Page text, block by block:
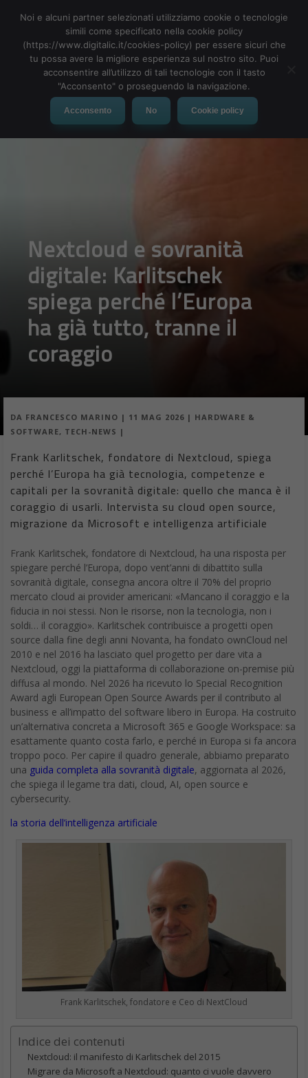
MENU
Nextcloud e sovranità
digitale: Karlitschek
spiega perché l’Europa
ha già tutto, tranne il
coraggio
DA FRANCESCO MARINO | 11 MAG 2026 | HARDWARE &
SOFTWARE, TECH-NEWS |
Frank Karlitschek, fondatore di Nextcloud, spiega
perché l’Europa ha già tecnologia, competenze e
capitali per la sovranità digitale: quello che manca è il
coraggio di usarli. Intervista su cloud open source,
migrazione da Microsoft e intelligenza artificiale
Frank Karlitschek, fondatore di Nextcloud, ha una risposta per
spiegare perché l’Europa, dopo vent’anni di dibattito sulla
sovranità digitale, consegna ancora oltre il 70% del proprio
mercato cloud ai provider americani: «Mancano il coraggio e la
fiducia in noi stessi. Non le risorse, non la tecnologia, non i
soldi… il coraggio». Karlitschek contribuisce a progetti open
source dalla fine degli anni Novanta, ha fondato ownCloud nel
2010 e nel 2016 ha lasciato quel progetto per dare vita a
Nextcloud, oggi la piattaforma di collaborazione on-premise più
diffusa al mondo. Nel 2026 ha ricevuto lo Special Recognition
Award agli European Open Source Awards per il contributo al
business e all’impatto del software libero in Europa. Ha costruito
un’alternativa concreta a Microsoft 365 e Google Workspace: sa
esattamente quanto costa farlo, e perché in Europa si fa ancora
troppo poco. Per capire il quadro generale, abbiamo preparato
una guida completa alla sovranità digitale, aggiornata al 2026,
che spiega il legame tra dati, cloud, AI, open source e
cybersecurity.
la storia dell’intelligenza artificiale
Frank Karlitschek, fondatore e Ceo di NextCloud
Indice dei contenuti
Nextcloud: il manifesto di Karlitschek del 2015
Migrare da Microsoft a Nextcloud: quanto ci vuole davvero
Noi e alcuni partner selezionati utilizziamo cookie o tecnologie
simili come specificato nella cookie policy
(https://www.digitalic.it/cookies-policy) per essere sicuri che
tu possa avere la migliore esperienza sul nostro sito. Puoi
acconsentire all’utilizzo di tali tecnologie con il tasto
"Acconsento" o proseguendo la navigazione.
Acconsento No Cookie policy